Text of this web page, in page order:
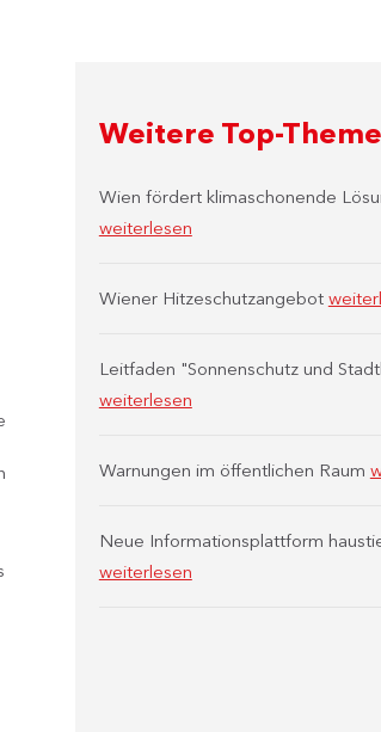
Weitere Top-
Wien fördert klimaschonende
weiterlesen
Wiener Hitzeschutzangebot
Leitfaden "Sonnenschutz und
weiterlesen
Warnungen im öffentlichen Raum
Neue Informationsplattform
weiterlesen